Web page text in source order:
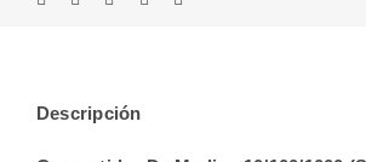
Descripción